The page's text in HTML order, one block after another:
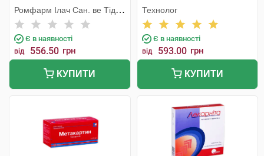
Ромфарм Ілач Сан. ве Тідж.
Лтд. Шті
Є в наявності
від 556.50 грн
КУПИТИ
Технолог
Є в наявності
від 593.00 грн
КУПИТИ